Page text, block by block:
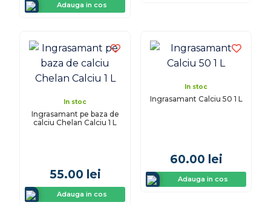
Adauga in cos
In stoc
Ingrasamant pe baza de
calciu Chelan Calciu 1 L
55.00 lei
Adauga in cos
In stoc
Ingrasamant Calciu 50 1 L
60.00 lei
Adauga in cos